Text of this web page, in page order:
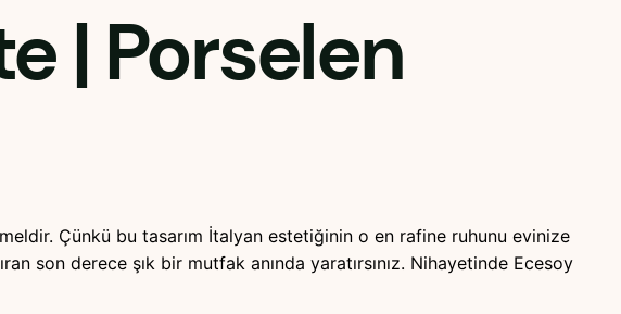
| Porselen
Çünkü bu tasarım İtalyan estetiğinin o en rafine ruhunu evinize
son derece şık bir mutfak anında yaratırsınız. Nihayetinde Ecesoy